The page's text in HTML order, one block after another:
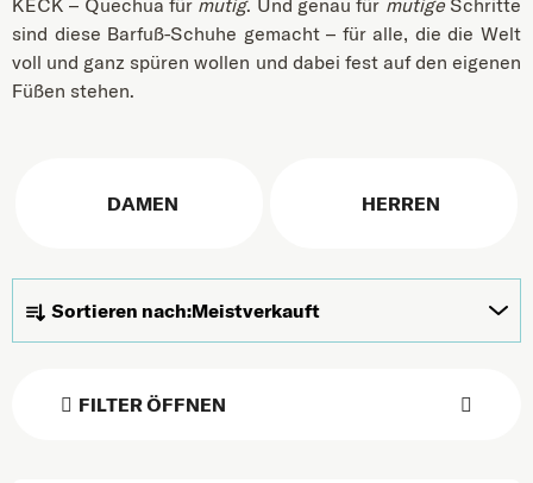
KECK – Quechua für mutig. Und genau für mutigeSchritte
sind diese Barfuß-Schuhe gemacht – für alle, die die Welt
voll und ganz spüren wollen und dabei fest auf den eigenen
Füßen stehen.
DAMEN HERREN
Sortieren nach:Meistverkauft
FILTER ÖFFNEN